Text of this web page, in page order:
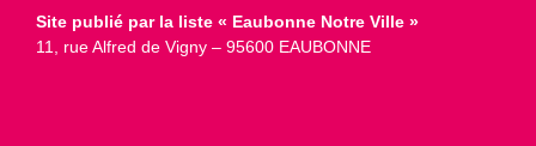
Site publié par la liste « Eaubonne Notre Ville »
11, rue Alfred de Vigny – 95600 EAUBONNE